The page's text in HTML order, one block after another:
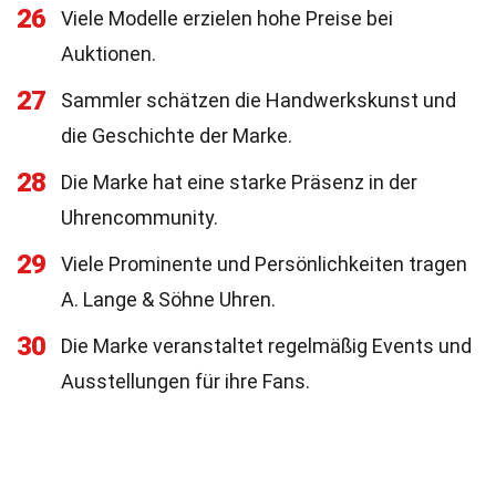
26
Viele Modelle erzielen hohe Preise bei
Auktionen.
27
Sammler schätzen die Handwerkskunst und
die Geschichte der Marke.
28
Die Marke hat eine starke Präsenz in der
Uhrencommunity.
29
Viele Prominente und Persönlichkeiten tragen
A. Lange & Söhne Uhren.
30
Die Marke veranstaltet regelmäßig Events und
Ausstellungen für ihre Fans.